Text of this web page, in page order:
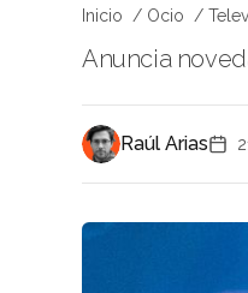
Inicio Ocio
Anuncia
Raúl Arias